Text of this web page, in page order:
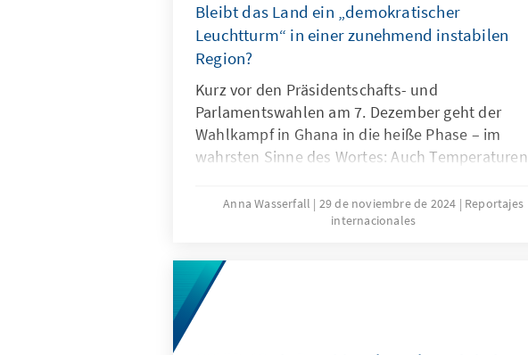
Bleibt das Land ein „demokratischer
Leuchtturm“ in einer zunehmend instabilen
Region?
Kurz vor den Präsidentschafts- und
Parlamentswahlen am 7. Dezember geht der
Wahlkampf in Ghana in die heiße Phase – im
wahrsten Sinne des Wortes: Auch Temperaturen
Menschen in der Hauptstad Accra nicht davon ab,
stundenlang am Straßenrand zu stehen und
den Farben und Symbolen ihrer Partei zu
schwenken. Das rot-weiß-blau der New Patriotic
Party (NPP) und rot-grün-schwarz-weiß des
Anna Wasserfall 29 de noviembre de 2024
Reportajes
internacionales